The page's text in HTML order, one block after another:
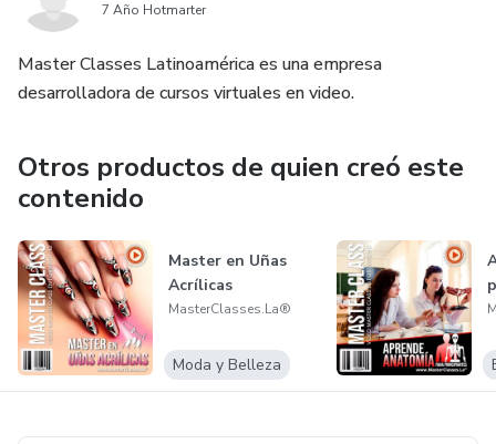
7 Año Hotmarter
Master Classes Latinoamérica es una empresa
desarrolladora de cursos virtuales en video.
Otros productos de quien creó este
contenido
Master en Uñas
Acrílicas
MasterClasses.La®
Moda y Belleza